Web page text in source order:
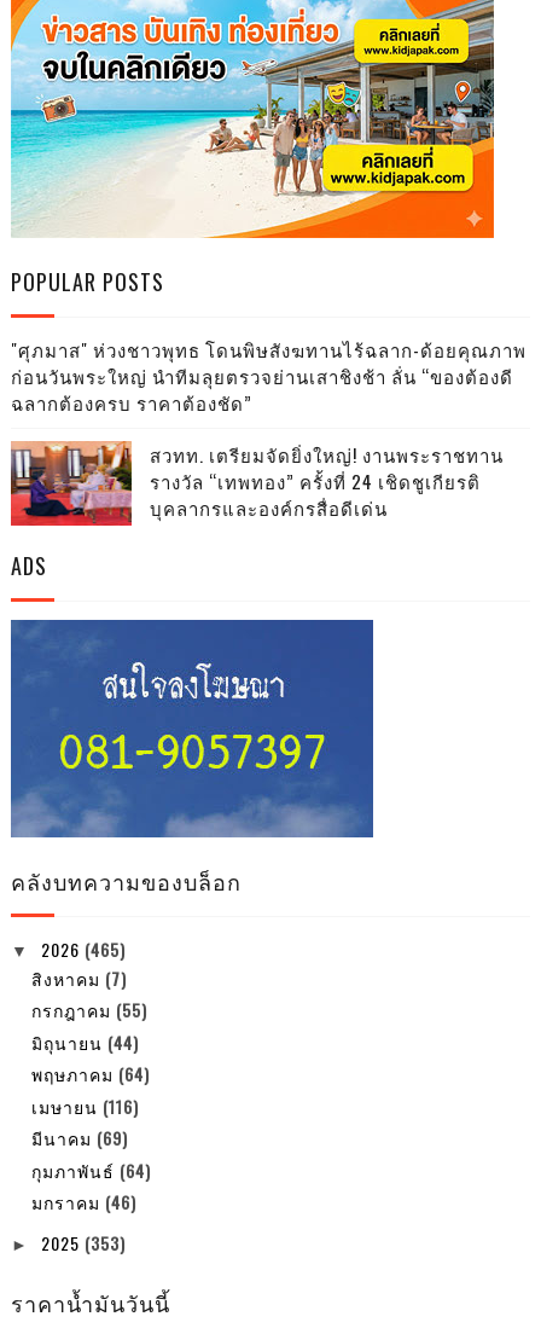
POPULAR POSTS
"ศุภมาส" ห่วงชาวพุทธ โดนพิษสังฆทานไร้ฉลาก-ด้อยคุณภาพ
ก่อนวันพระใหญ่ นำทีมลุยตรวจย่านเสาชิงช้า ลั่น “ของต้องดี
ฉลากต้องครบ ราคาต้องชัด”
สวทท. เตรียมจัดยิ่งใหญ่! งานพระราชทาน
รางวัล “เทพทอง” ครั้งที่ 24 เชิดชูเกียรติ
บุคลากรและองค์กรสื่อดีเด่น
ADS
คลังบทความของบล็อก
▼ 2026 (465)
สิงหาคม (7)
กรกฎาคม (55)
มิถุนายน (44)
พฤษภาคม (64)
เมษายน (116)
มีนาคม (69)
กุมภาพันธ์ (64)
มกราคม (46)
► 2025 (353)
ราคาน้ำมันวันนี้